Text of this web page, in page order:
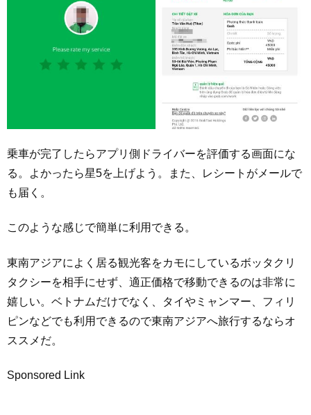
乗車が完了したらアプリ側ドライバーを評価する画面にな
る。よかったら星5を上げよう。また、レシートがメールで
も届く。
このような感じで簡単に利用できる。
東南アジアによく居る観光客をカモにしているボッタクリ
タクシーを相手にせず、適正価格で移動できるのは非常に
嬉しい。ベトナムだけでなく、タイやミャンマー、フィリ
ピンなどでも利用できるので東南アジアへ旅行するならオ
ススメだ。
Sponsored Link